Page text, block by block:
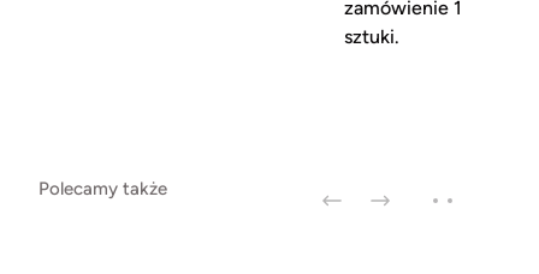
zamówienie 1
sztuki.
Polecamy także